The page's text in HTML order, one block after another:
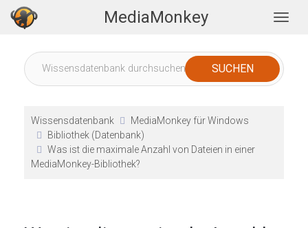
MediaMonkey
Wissensdatenbank
MediaMonkey für Windows
Bibliothek (Datenbank)
Was ist die maximale Anzahl von Dateien in einer
MediaMonkey-Bibliothek?